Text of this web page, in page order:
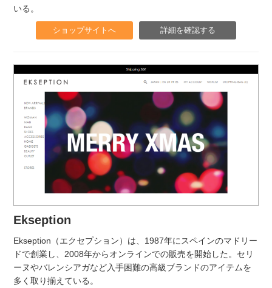
いる。
ショップサイトへ 詳細を確認する
Ekseption
Ekseption（エクセプション）は、1987年にスペインのマドリー
ドで創業し、2008年からオンラインでの販売を開始した。セリ
ーヌやバレンシアガなど入手困難の高級ブランドのアイテムを
多く取り揃えている。